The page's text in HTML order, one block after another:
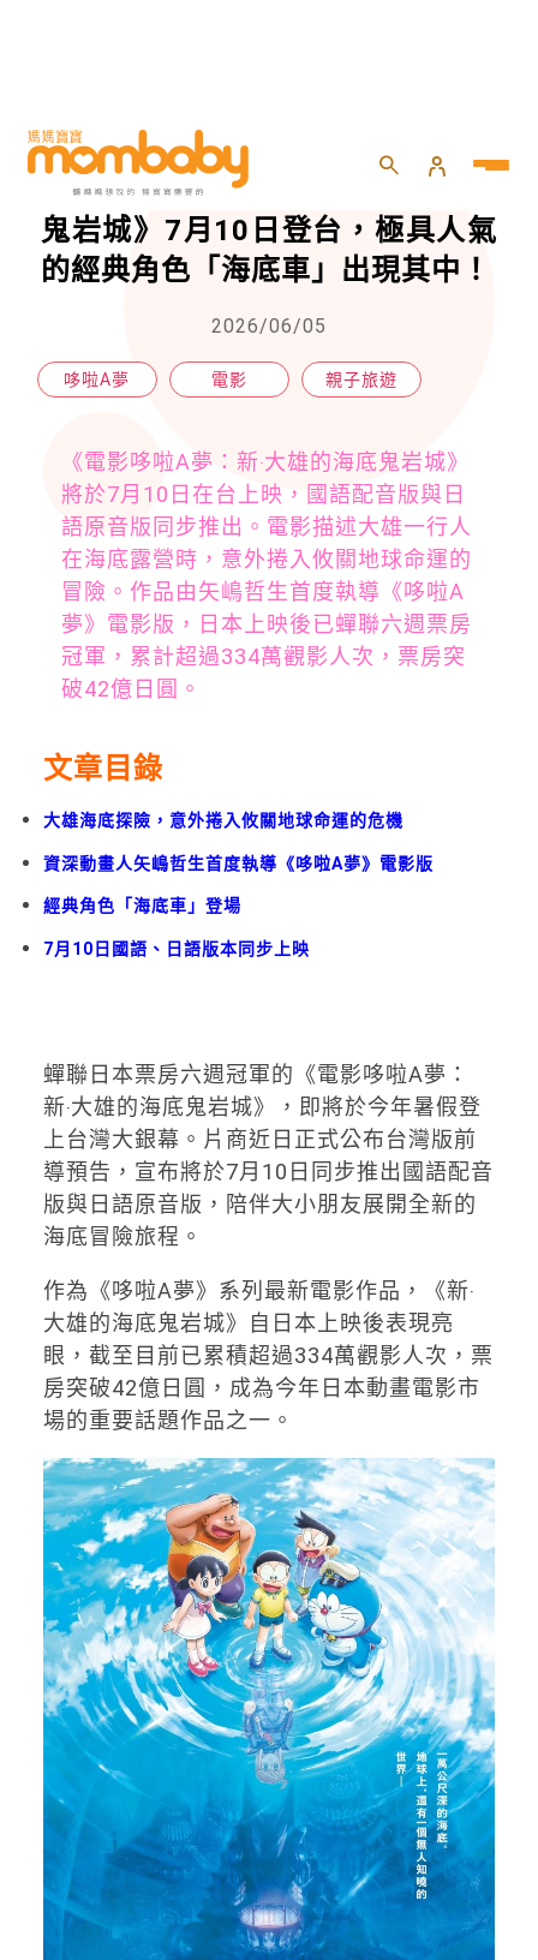
HOME 親子 親子旅遊
哆啦A夢最新電影《新‧大雄的海底
鬼岩城》7月10日登台，極具人氣
的經典角色「海底車」出現其中！
2026/06/05
哆啦A夢 電影 親子旅遊
《電影哆啦A夢：新‧大雄的海底鬼岩城》
將於7月10日在台上映，國語配音版與日
語原音版同步推出。電影描述大雄一行人
在海底露營時，意外捲入攸關地球命運的
冒險。作品由矢嶋哲生首度執導《哆啦A
夢》電影版，日本上映後已蟬聯六週票房
冠軍，累計超過334萬觀影人次，票房突
破42億日圓。
文章目錄
大雄海底探險，意外捲入攸關地球命運的危機
資深動畫人矢嶋哲生首度執導《哆啦A夢》電影版
經典角色「海底車」登場
7月10日國語、日語版本同步上映
蟬聯日本票房六週冠軍的《電影哆啦A夢：
新‧大雄的海底鬼岩城》，即將於今年暑假登
上台灣大銀幕。片商近日正式公布台灣版前
導預告，宣布將於7月10日同步推出國語配音
版與日語原音版，陪伴大小朋友展開全新的
海底冒險旅程。
作為《哆啦A夢》系列最新電影作品，《新‧
大雄的海底鬼岩城》自日本上映後表現亮
眼，截至目前已累積超過334萬觀影人次，票
房突破42億日圓，成為今年日本動畫電影市
場的重要話題作品之一。